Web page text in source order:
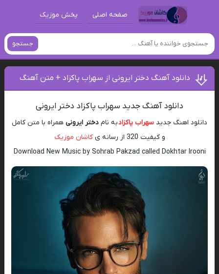
صفحه اصلی پخش موزیک
جستجو
دانلود آهنگ دختر ایرونی از سهراب پاکزاد + متن آهنگ
دانلود آهنگ جدید سهراب پاکزاد دختر ایرونی
دانلود اهنگ جدید سهراب پاکزادبه نام دختر ایرونی همراه با متن کامل
و کیفیت 320 از رسانه ی
کاشان موزیک
Download New Music by Sohrab Pakzad called Dokhtar Irooni